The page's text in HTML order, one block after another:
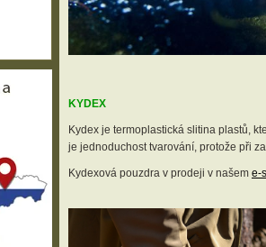
KYDEX
Kydex je termoplastická slitina plastů,
je jednoduchost tvarování, protože při
Kydexová pouzdra v prodeji v našem e-